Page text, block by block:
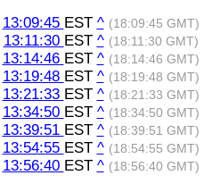
13:09:45 EST ^ (18:09:45 GMT)
13:11:30 EST ^ (18:11:30 GMT)
13:14:46 EST ^ (18:14:46 GMT)
13:19:48 EST ^ (18:19:48 GMT)
13:21:33 EST ^ (18:21:33 GMT)
13:34:50 EST ^ (18:34:50 GMT)
13:39:51 EST ^ (18:39:51 GMT)
13:54:55 EST ^ (18:54:55 GMT)
13:56:40 EST ^ (18:56:40 GMT)